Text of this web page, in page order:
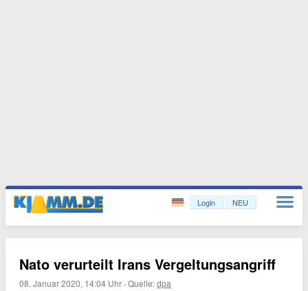
Login NEU
Nato verurteilt Irans Vergeltungsangriff
08. Januar 2020, 14:04 Uhr ·Quelle:dpa